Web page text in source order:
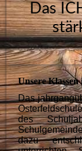
Das
Unsere
Das
des
dazu